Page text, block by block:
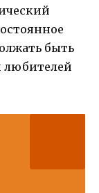
быть
любителей